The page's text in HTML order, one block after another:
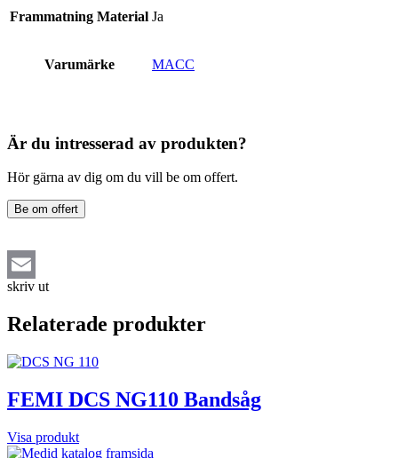
Frammatning Material Ja
Varumärke MACC
Är du intresserad av produkten?
Hör gärna av dig om du vill be om offert.
Be om offert
Email
skriv ut
Relaterade produkter
FEMI DCS NG110 Bandsåg
Visa produkt